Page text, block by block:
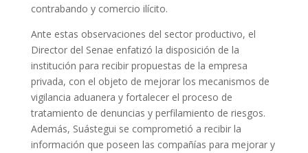
contrabando y comercio ilícito.
Ante estas observaciones del sector productivo, el
Director del Senae enfatizó la disposición de la
institución para recibir propuestas de la empresa
privada, con el objeto de mejorar los mecanismos de
vigilancia aduanera y fortalecer el proceso de
tratamiento de denuncias y perfilamiento de riesgos.
Además, Suástegui se comprometió a recibir la
información que poseen las compañías para mejorar y